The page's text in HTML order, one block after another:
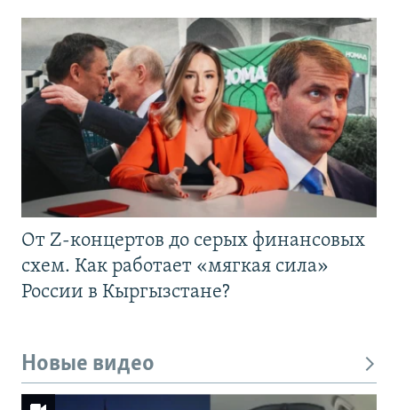
От Z-концертов до серых финансовых
схем. Как работает «мягкая сила»
России в Кыргызстане?
Новые видео